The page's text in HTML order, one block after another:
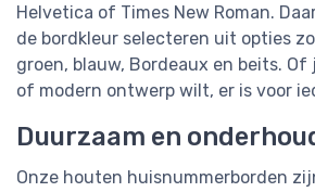
Helvetica of Times New Roman.
de bordkleur selecteren uit opties
groen, blauw, Bordeaux en beits. Of
of modern ontwerp wilt, er is voor
Duurzaam en
Onze houten huisnummerborden